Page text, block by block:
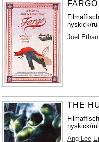
nyskick/
Joel
THE
nyskick/
Ang Lee